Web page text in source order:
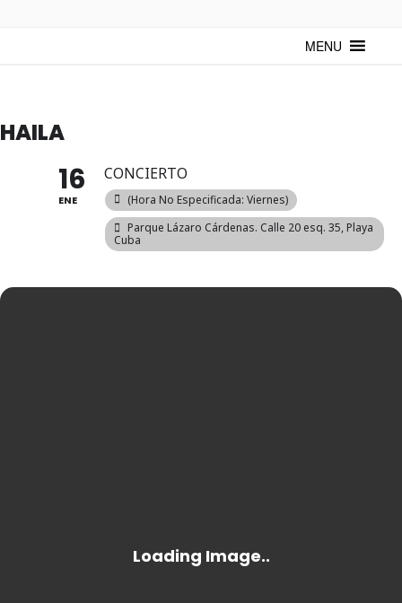
mantenerte actualizado sobre Cuba y sus artistas. Noticias, eventos y
MENU
HAILA
16
ENE
CONCIERTO
(hora No Especificada: Viernes)
Parque Lázaro Cárdenas. Calle 20 esq. 35, Playa
Cuba